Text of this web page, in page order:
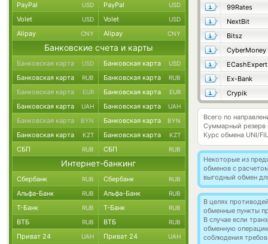
99Rates
NextBit
Bitsz
CyberMoney
ECashExpert
Ex-Bank
Crypik
Всего по
Суммарный резерв
Курс обмена UNI/FIL
Некоторые из
обменов с
выгодный обмен
В целях
обменные пункты
В случае если
обменную
соблюдения
PayPal USD PayPal USD
Volet USD Volet USD
Alipay CNY Alipay CNY
Банковские счета и карты
Банковская карта USD Банковская карта USD
Банковская карта RUB Банковская карта RUB
Банковская карта EUR Банковская карта EUR
Банковская карта UAH Банковская карта UAH
Банковская карта BYN Банковская карта BYN
Банковская карта KZT Банковская карта KZT
СБП RUB СБП RUB
Интернет-банкинг
Сбербанк RUB Сбербанк RUB
Альфа-Банк RUB Альфа-Банк RUB
Т-Банк RUB Т-Банк RUB
ВТБ RUB ВТБ RUB
Приват 24 UAH Приват 24 UAH